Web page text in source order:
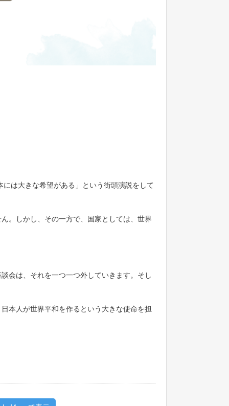
は大きな希望がある」という街頭演説をして
。しかし、その一方で、国家としては、世界
会は、それを一つ一つ外していきます。そし
本人が世界平和を作るという大きな使命を担